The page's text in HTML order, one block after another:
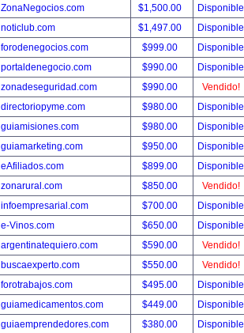
ZonaNegocios.com
$1,500.00
Disponible
noticlub.com
$1,497.00
Disponible
forodenegocios.com
$999.00
Disponible
portaldenegocio.com
$990.00
Disponible
zonadeseguridad.com
$990.00
Vendido!
directoriopyme.com
$980.00
Disponible
guiamisiones.com
$980.00
Disponible
guiamarketing.com
$950.00
Disponible
eAfiliados.com
$899.00
Disponible
zonarural.com
$850.00
Vendido!
infoempresarial.com
$700.00
Disponible
e-Vinos.com
$650.00
Disponible
argentinatequiero.com
$590.00
Vendido!
buscaexperto.com
$550.00
Vendido!
forotrabajos.com
$495.00
Disponible
guiamedicamentos.com
$449.00
Disponible
guiaemprendedores.com
$380.00
Disponible